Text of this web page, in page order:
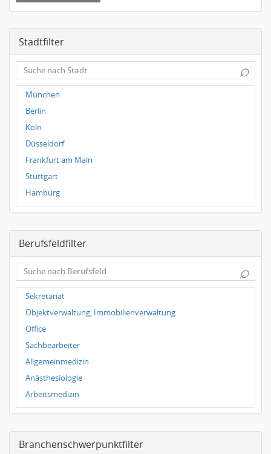
Stadtfilter
⌕
München
Berlin
Köln
Düsseldorf
Frankfurt am Main
Stuttgart
Hamburg
Frankfurt
Magdeburg
Leipzig
Dortmund
Wuppertal
Hallbergmoos
Würzburg
Grünwald
Ulm
Bielefeld
Hannover
Duisburg
Berufsfeldfilter
⌕
Sekretariat
Objektverwaltung, Immobilienverwaltung
Office
Sachbearbeiter
Allgemeinmedizin
Anästhesiologie
Arbeitsmedizin
Augenheilkunde
Frauenheilkunde, Geburtshilfe
Branchenschwerpunktfilter